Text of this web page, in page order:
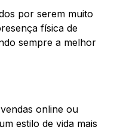
por serem muito
física de
sempre a melhor
online ou
estilo de vida mais